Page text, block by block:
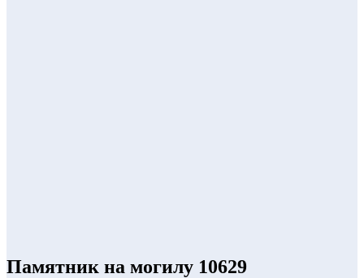
Памятник на могилу 10629